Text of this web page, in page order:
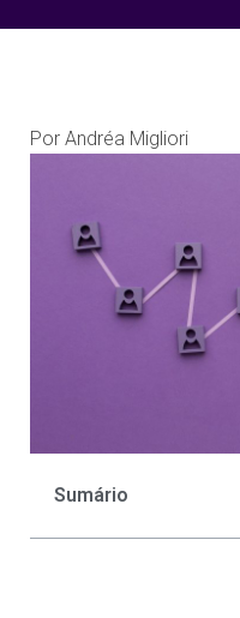
Por Andréa Migliori
Sumário